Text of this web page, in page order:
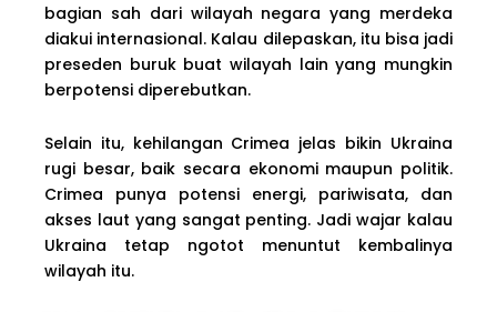
bagian sah dari wilayah negara yang merdeka
diakui internasional. Kalau dilepaskan, itu bisa jadi
preseden buruk buat wilayah lain yang mungkin
berpotensi diperebutkan.
Selain itu, kehilangan Crimea jelas bikin Ukraina
rugi besar, baik secara ekonomi maupun politik.
Crimea punya potensi energi, pariwisata, dan
akses laut yang sangat penting. Jadi wajar kalau
Ukraina tetap ngotot menuntut kembalinya
wilayah itu.